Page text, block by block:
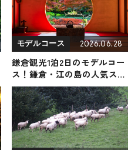
モデルコース 2026.06.28
鎌倉観光1泊2日のモデルコー
ス！鎌倉・江の島の人気スポ
ット・名所を満喫できる王道
プランを紹介